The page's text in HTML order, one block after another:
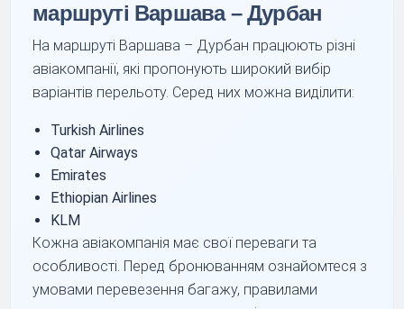
маршруті Варшава – Дурбан
На маршруті Варшава – Дурбан працюють різні
авіакомпанії, які пропонують широкий вибір
варіантів перельоту. Серед них можна виділити:
Turkish Airlines
Qatar Airways
Emirates
Ethiopian Airlines
KLM
Кожна авіакомпанія має свої переваги та
особливості. Перед бронюванням ознайомтеся з
умовами перевезення багажу, правилами